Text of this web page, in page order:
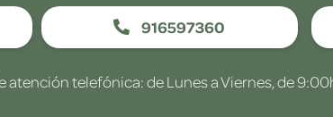
916597360
atención telefónica: de Lunes a Viernes, de